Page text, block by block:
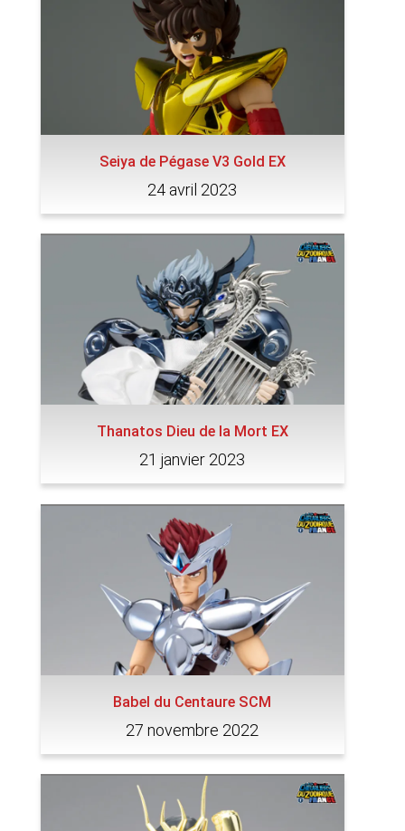
Seiya de Pégase V3 Gold EX
24 avril 2023
Thanatos Dieu de la Mort EX
21 janvier 2023
Babel du Centaure SCM
27 novembre 2022